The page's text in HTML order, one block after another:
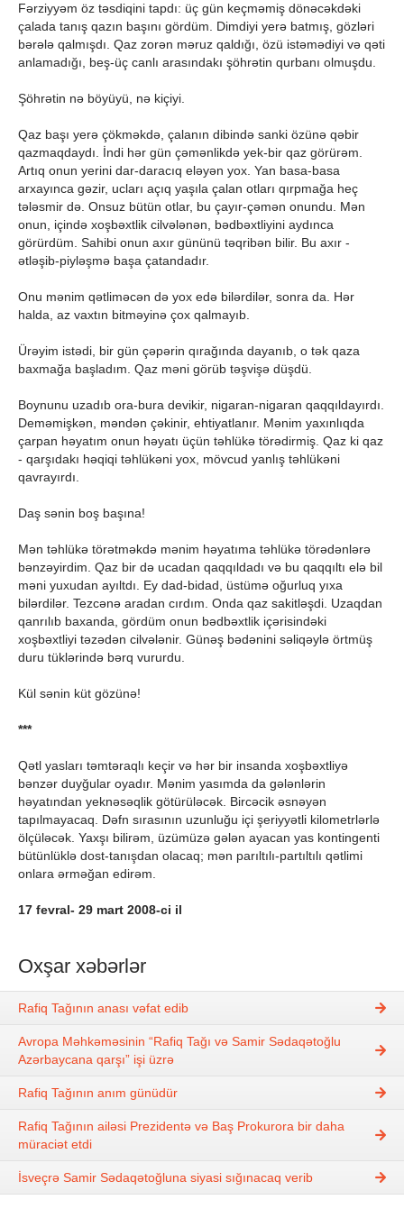
Fərziyyəm öz təsdiqini tapdı: üç gün keçməmiş dönəcəkdəki
çalada tanış qazın başını gördüm. Dimdiyi yerə batmış, gözləri
bərələ qalmışdı. Qaz zorən məruz qaldığı, özü istəmədiyi və qəti
anlamadığı, beş-üç canlı arasındakı şöhrətin qurbanı olmuşdu.
Şöhrətin nə böyüyü, nə kiçiyi.
Qaz başı yerə çökməkdə, çalanın dibində sanki özünə qəbir
qazmaqdaydı. İndi hər gün çəmənlikdə yek-bir qaz görürəm.
Artıq onun yerini dar-daracıq eləyən yox. Yan basa-basa
arxayınca gəzir, ucları açıq yaşıla çalan otları qırpmağa heç
tələsmir də. Onsuz bütün otlar, bu çayır-çəmən onundu. Mən
onun, içində xoşbəxtlik cilvələnən, bədbəxtliyini aydınca
görürdüm. Sahibi onun axır gününü təqribən bilir. Bu axır -
ətləşib-piyləşmə başa çatandadır.
Onu mənim qətliməcən də yox edə bilərdilər, sonra da. Hər
halda, az vaxtın bitməyinə çox qalmayıb.
Ürəyim istədi, bir gün çəpərin qırağında dayanıb, o tək qaza
baxmağa başladım. Qaz məni görüb təşvişə düşdü.
Boynunu uzadıb ora-bura devikir, nigaran-nigaran qaqqıldayırdı.
Deməmişkən, məndən çəkinir, ehtiyatlanır. Mənim yaxınlıqda
çarpan həyatım onun həyatı üçün təhlükə törədirmiş. Qaz ki qaz
- qarşıdakı həqiqi təhlükəni yox, mövcud yanlış təhlükəni
qavrayırdı.
Daş sənin boş başına!
Mən təhlükə törətməkdə mənim həyatıma təhlükə törədənlərə
bənzəyirdim. Qaz bir də ucadan qaqqıldadı və bu qaqqıltı elə bil
məni yuxudan ayıltdı. Ey dad-bidad, üstümə oğurluq yıxa
bilərdilər. Tezcənə aradan cırdım. Onda qaz sakitləşdi. Uzaqdan
qanrılıb baxanda, gördüm onun bədbəxtlik içərisindəki
xoşbəxtliyi təzədən cilvələnir. Günəş bədənini səliqəylə örtmüş
duru tüklərində bərq vururdu.
Kül sənin küt gözünə!
***
Qətl yasları təmtəraqlı keçir və hər bir insanda xoşbəxtliyə
bənzər duyğular oyadır. Mənim yasımda da gələnlərin
həyatından yeknəsəqlik götürüləcək. Bircəcik əsnəyən
tapılmayacaq. Dəfn sırasının uzunluğu içi şeriyyətli kilometrlərlə
ölçüləcək. Yaxşı bilirəm, üzümüzə gələn ayacan yas kontingenti
bütünlüklə dost-tanışdan olacaq; mən parıltılı-partıltılı qətlimi
onlara ərməğan edirəm.
17 fevral- 29 mart 2008-ci il
Oxşar xəbərlər
Rafiq Tağının anası vəfat edib
Avropa Məhkəməsinin “Rafiq Tağı və Samir Sədaqətoğlu
Azərbaycana qarşı” işi üzrə
Rafiq Tağının anım günüdür
Rafiq Tağının ailəsi Prezidentə və Baş Prokurora bir daha
müraciət etdi
İsveçrə Samir Sədaqətoğluna siyasi sığınacaq verib